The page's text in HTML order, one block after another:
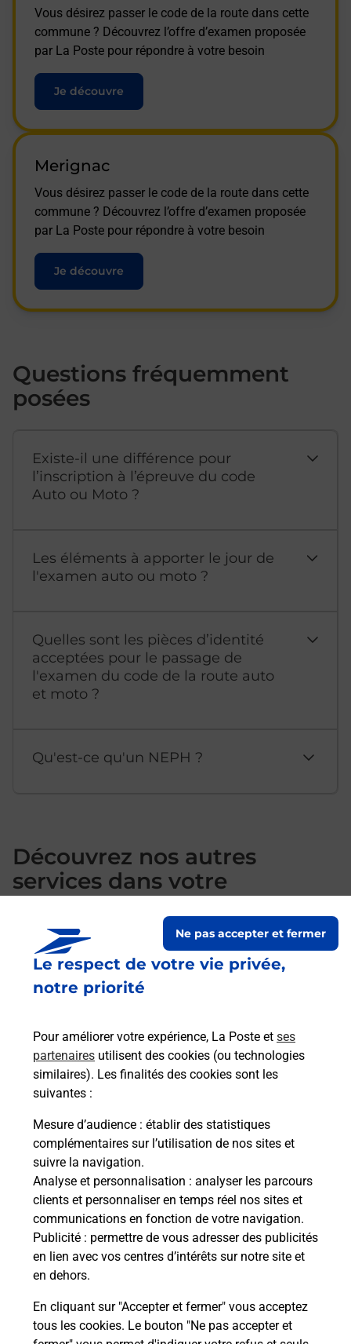
Le respect de votre vie privée,
notre priorité
Pour améliorer votre expérience, La Poste et ses
partenaires utilisent des cookies (ou technologies
similaires). Les finalités des cookies sont les
suivantes :
Mesure d’audience : établir des statistiques
complémentaires sur l’utilisation de nos sites et
suivre la navigation.
Analyse et personnalisation : analyser les parcours
clients et personnaliser en temps réel nos sites et
communications en fonction de votre navigation.
Publicité : permettre de vous adresser des publicités
en lien avec vos centres d’intérêts sur notre site et
en dehors.
En cliquant sur "Accepter et fermer" vous acceptez
tous les cookies. Le bouton "Ne pas accepter et
Ne pas accepter et fermer
Vous désirez passer le code de la route dans cette
commune ? Découvrez l’offre d’examen proposée
par La Poste pour répondre à votre besoin
Je découvre
Merignac
Vous désirez passer le code de la route dans cette
commune ? Découvrez l’offre d’examen proposée
par La Poste pour répondre à votre besoin
Je découvre
Questions fréquemment
posées
Existe-il une différence pour
l’inscription à l’épreuve du code
Auto ou Moto ?
Les éléments à apporter le jour de
l'examen auto ou moto ?
Quelles sont les pièces d’identité
acceptées pour le passage de
l'examen du code de la route auto
et moto ?
Qu'est-ce qu'un NEPH ?
Découvrez nos autres
services dans votre
Souscrire à la téléassistance
Vous cherchez une téléassistance, téléalarme dans
la commune Talence ?
Découvrez nos offres.
En savoir plus
Localiser Liste
Liste - examen code de la route